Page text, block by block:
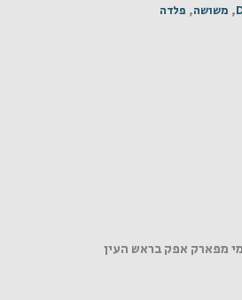
, משושה, פלדה
מפארק אפק בראש העין